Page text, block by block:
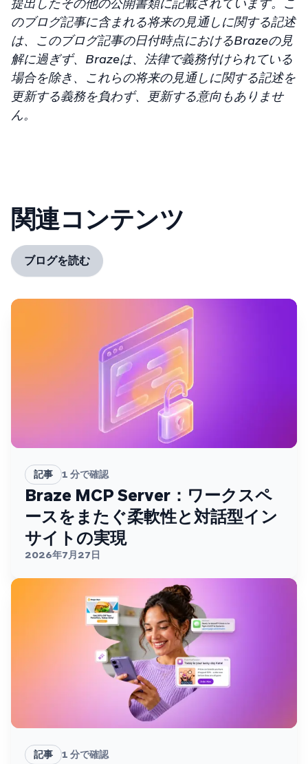
のブログ記事に含まれる将来の見通しに関する記述
は、このブログ記事の日付時点におけるBrazeの見
解に過ぎず、Brazeは、法律で義務付けられている
場合を除き、これらの将来の見通しに関する記述を
更新する義務を負わず、更新する意向もありませ
ん。
関連コンテンツ
ブログを読む
記事 1 分で確認
Braze MCP Server：ワークスペ
ースをまたぐ柔軟性と対話型イン
サイトの実現
2026年7月27日
記事 1 分で確認